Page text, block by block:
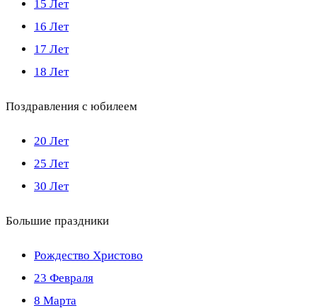
15 Лет
16 Лет
17 Лет
18 Лет
Поздравления с юбилеем
20 Лет
25 Лет
30 Лет
Большие праздники
Рождество Христово
23 Февраля
8 Марта